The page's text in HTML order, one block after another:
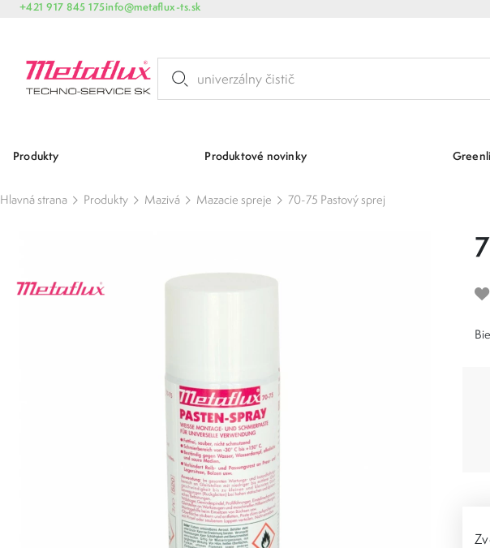
+421 917 845 175info@metaflux-ts.sk
Produkty Produktové novinky
Hlavná strana Produkty Mazivá Mazacie spreje 70-75 Pastový sprej